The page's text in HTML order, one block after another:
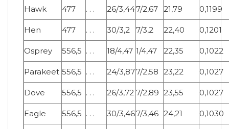
Hawk 477 . . . 26/3,447/2,67 21,79 0,1199
Hen 477 . . . 30/3,2 7/3,2 22,40 0,1201
Osprey 556,5 . . . 18/4,47 1/4,47 22,35 0,1022
Parakeet 556,5 . . . 24/3,877/2,58 23,22 0,1027
Dove 556,5 . . . 26/3,72 7/2,89 23,55 0,1027
Eagle 556,5 . . . 30/3,467/3,46 24,21 0,1030